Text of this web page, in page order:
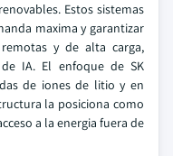
Estos sistemas
maxima y garantizar
y de alta carga,
IA. El enfoque de SK
de iones de litio y en
la posiciona como
a la energia fuera de